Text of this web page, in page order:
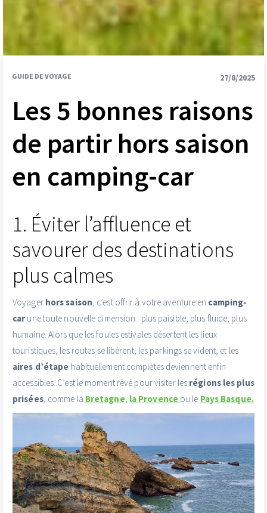
GUIDE DE VOYAGE 27/8/2025
Les 5 bonnes raisons
de partir hors saison
en camping-car
1. Éviter l’affluence et
savourer des destinations
plus calmes
Voyager hors saison, c’est offrir à votre aventure en camping-
car une toute nouvelle dimension : plus paisible, plus fluide, plus
humaine. Alors que les foules estivales désertent les lieux
touristiques, les routes se libèrent, les parkings se vident, et les
aires d’étape habituellement complètes deviennent enfin
accessibles. C’est le moment rêvé pour visiter les régions les plus
prisées, comme la Bretagne, la Provence ou le Pays Basque.